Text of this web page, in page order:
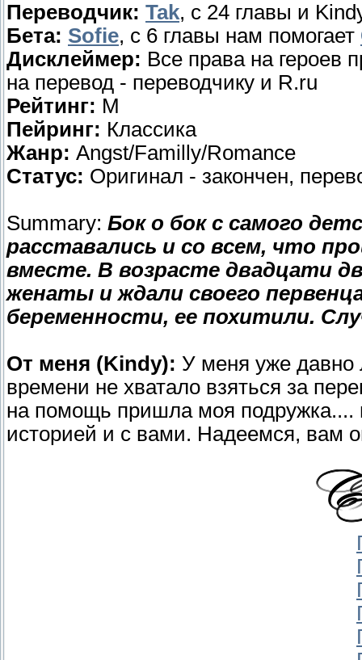
Переводчик: Tak, с 24 главы и
Бета: Sofie, с 6 главы нам помогает
Дисклеймер: Все права на героев
на перевод - переводчику и R.ru
Рейтинг: М
Пейринг: Классика
Жанр: Angst/Familly/Romance
Статус: Оригинал - закончен,
Summary: Бок о бок с самого
расставались и со всем, что
вместе. В возрасте двадцати
женаты и ждали своего
беременности, ее похитили.
От меня (Kindy): У меня уже давно
времени не хватало взяться за
на помощь пришла моя подружка....
историей и с вами. Надеемся, вам